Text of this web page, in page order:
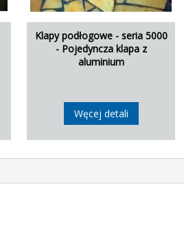
Klapy podłogowe - seria 5000
- Pojedyncza klapa z
aluminium
Węcej detali